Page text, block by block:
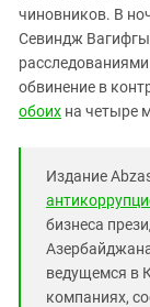
чиновников. В
Севиндж
обвинение в
обоих на четыре
Издание
бизнеса
ведущемся в
компаниях,